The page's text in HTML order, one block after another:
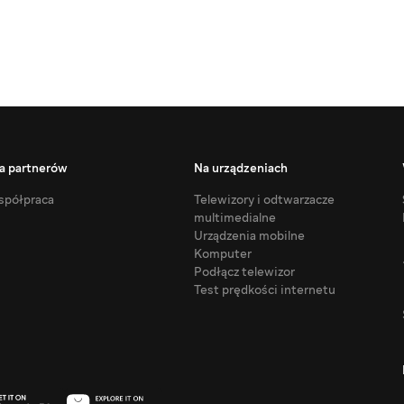
partnerów
Na urządzeniach
Telewizory i odtwarzacze
multimedialne
Urządzenia mobilne
Komputer
Podłącz telewizor
Test prędkości internetu